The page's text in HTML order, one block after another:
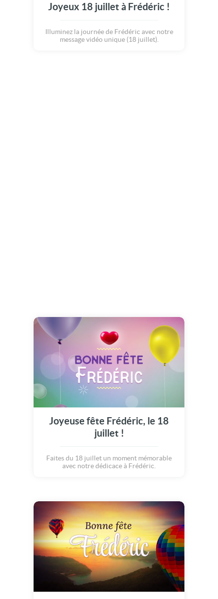
Joyeux 18 juillet à Frédéric !
Illuminez la journée de Frédéric avec notre
message vidéo unique (18 juillet).
Joyeuse fête Frédéric, le 18
juillet !
Faites du 18 juillet un moment mémorable
avec notre dédicace à Frédéric.